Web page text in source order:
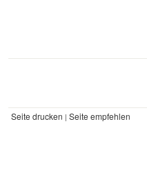
Seite drucken | Seite empfehlen